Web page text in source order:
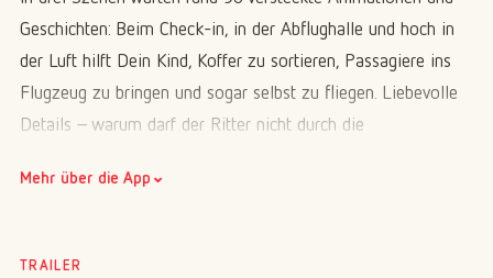
Geschichten: Beim Check-in, in der Abflughalle und hoch in
der Luft hilft Dein Kind, Koffer zu sortieren, Passagiere ins
Flugzeug zu bringen und sogar selbst zu fliegen. Liebevolle
Details – warum darf der Ritter nicht durch die
Jahren, und auch Eltern entdecken immer wieder Neues. Die
Mehr über die App ⌄
TRAILER